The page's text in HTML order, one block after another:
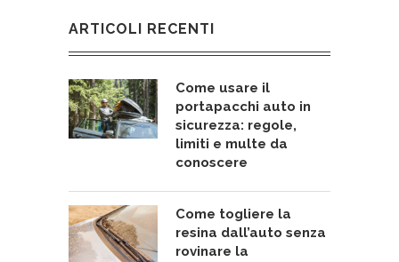
ARTICOLI RECENTI
Come usare il
portapacchi auto in
sicurezza: regole,
limiti e multe da
conoscere
Come togliere la
resina dall’auto senza
rovinare la